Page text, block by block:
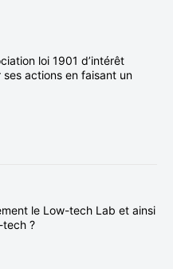
loi 1901 d’intérêt
actions en faisant un
le Low-tech Lab et ainsi
tech ?